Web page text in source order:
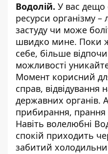
Водолій. У вас дещо
ресурси організму –
застуду чи може
швидко мине. Поки
себе, більше
можливості
Момент корисний
справ, відвідування
державних органів.
прибирання, прання
Навіть волелюбні
спокій приходить
забитий